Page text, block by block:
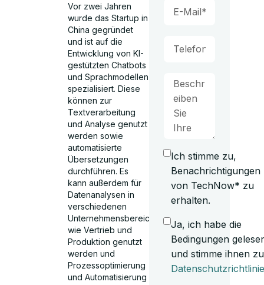
Vor zwei Jahren
wurde das Startup in
China gegründet
und ist auf die
Entwicklung von KI-
gestützten Chatbots
und Sprachmodellen
spezialisiert. Diese
können zur
Textverarbeitung
und Analyse genutzt
werden sowie
automatisierte
Übersetzungen
durchführen. Es
kann außerdem für
Datenanalysen in
verschiedenen
Unternehmensbereichen
wie Vertrieb und
Produktion genutzt
werden und
Prozessoptimierung
und Automatisierung
Ich stimme zu,
Benachrichtigungen
von TechNow* zu
erhalten.
Ja, ich habe die
Bedingungen
und stimme ihnen
Datenschutzrichtlinie